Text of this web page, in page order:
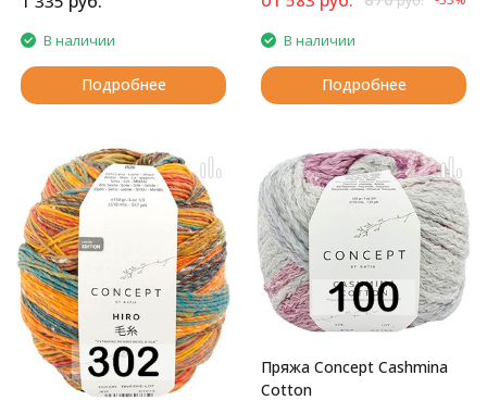
В наличии
Подробнее
В наличии
Подробнее
Пряжа Concept Cashmina
Cotton